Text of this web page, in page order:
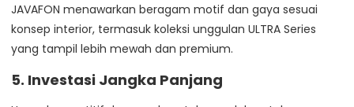
JAVAFON menawarkan beragam motif dan gaya sesuai
konsep interior, termasuk koleksi unggulan ULTRA Series
yang tampil lebih mewah dan premium.
5. Investasi Jangka Panjang